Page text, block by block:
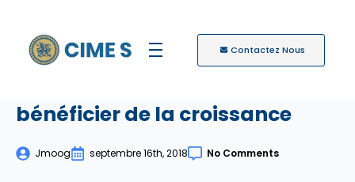
Contactez Nous
bénéficier de la croissance
Jmoog septembre 16th, 2018 No Comments